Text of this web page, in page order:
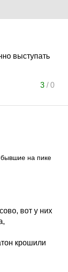
выступать
3/0
бывшие на пике
вот у них
крошили